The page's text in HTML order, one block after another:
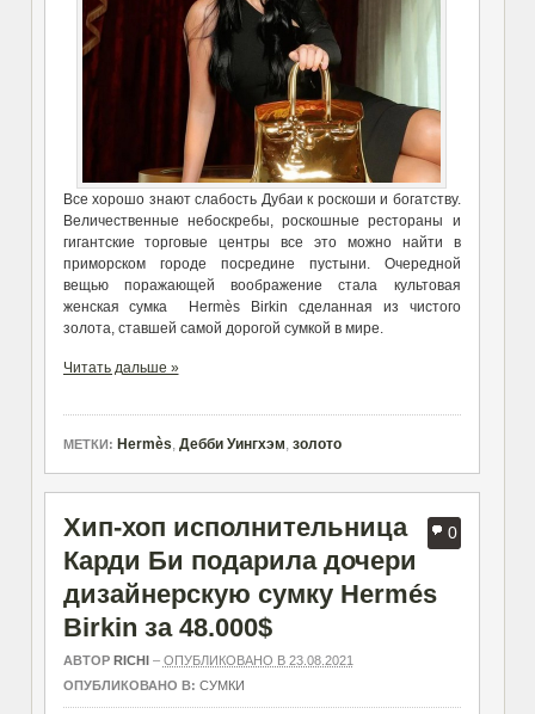
Все хорошо знают слабость Дубаи к роскоши и богатству.
Величественные небоскребы, роскошные рестораны и
гигантские торговые центры все это можно найти в
приморском городе посредине пустыни. Очередной
вещью поражающей воображение стала культовая
женская сумка Hermès Birkin сделанная из чистого
золота, ставшей самой дорогой сумкой в мире.
Читать дальше »
МЕТКИ: Hermès, Дебби Уингхэм, золото
0
Хип-хоп исполнительница
Карди Би подарила дочери
дизайнерскую сумку Hermés
Birkin за 48.000$
АВТОР RICHI– ОПУБЛИКОВАНО В 23.08.2021
ОПУБЛИКОВАНО В: СУМКИ